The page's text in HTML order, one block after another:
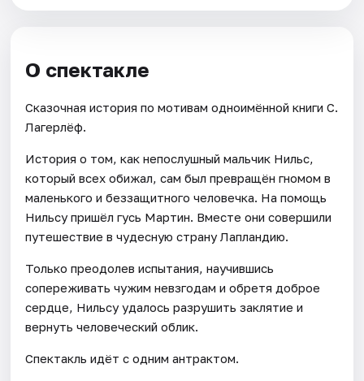
О спектакле
Сказочная история по мотивам одноимённой книги С.
Лагерлёф.
История о том, как непослушный мальчик Нильс,
который всех обижал, сам был превращён гномом в
маленького и беззащитного человечка. На помощь
Нильсу пришёл гусь Мартин. Вместе они совершили
путешествие в чудесную страну Лапландию.
Только преодолев испытания, научившись
сопереживать чужим невзгодам и обретя доброе
сердце, Нильсу удалось разрушить заклятие и
вернуть человеческий облик.
Спектакль идёт с одним антрактом.